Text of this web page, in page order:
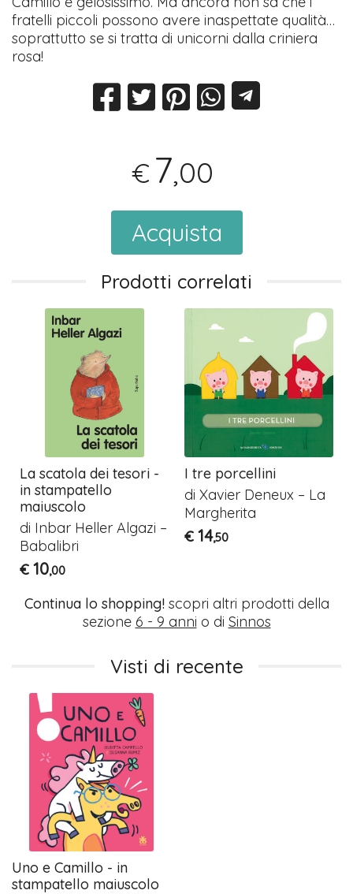
fratelli piccoli possono avere inaspettate qualità…
soprattutto se si tratta di unicorni dalla criniera
rosa!
€ 7,00
Acquista
Prodotti correlati
La scatola dei tesori -
in stampatello
maiuscolo
di Inbar Heller Algazi –
Babalibri
€ 10,00
I tre porcellini
di Xavier Deneux – La
Margherita
€ 14,50
Continua lo shopping!scopri altri prodotti della
sezione 6 - 9 anni o di Sinnos
Visti di recente
Uno e Camillo - in
stampatello maiuscolo